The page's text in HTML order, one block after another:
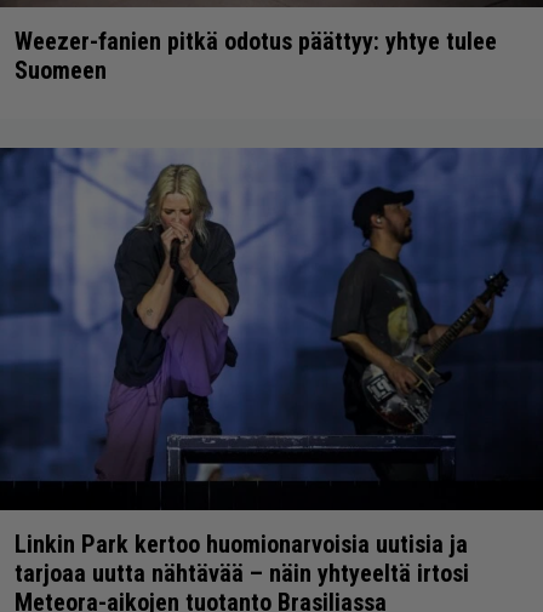
Weezer-fanien pitkä odotus päättyy: yhtye tulee
Suomeen
Linkin Park kertoo huomionarvoisia uutisia ja
tarjoaa uutta nähtävää – näin yhtyeeltä irtosi
Meteora-aikojen tuotanto Brasiliassa